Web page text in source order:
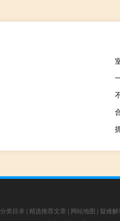
类目录 | 精选推荐文章 | 网站地图 | 疑难解